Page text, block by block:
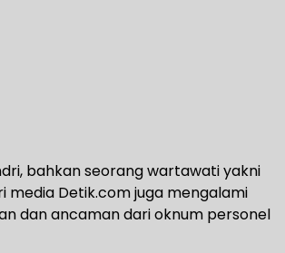
bahkan seorang wartawati yakni
media Detik.com juga mengalami
dan ancaman dari oknum personel